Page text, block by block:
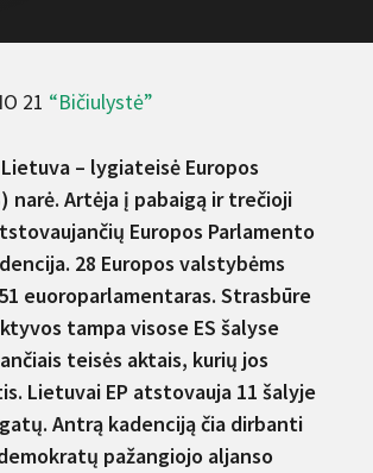
21 “Bičiulystė”
– lygiateisė Europos
narė. Artėja į pabaigą ir trečioji
Europos Parlamento
28 Europos valstybėms
euoroparlamentaras. Strasbūre
tampa visose ES šalyse
teisės aktais, kurių jos
Lietuvai EP atstovauja 11 šalyje
Antrą kadenciją čia dirbanti
pažangiojo aljanso